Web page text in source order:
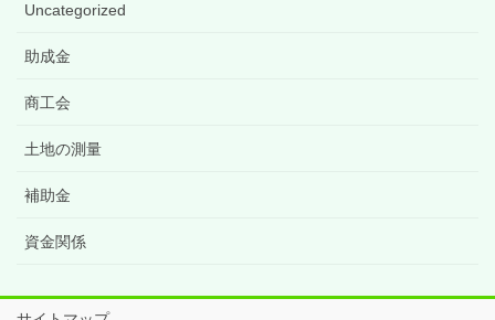
Uncategorized
助成金
商工会
土地の測量
補助金
資金関係